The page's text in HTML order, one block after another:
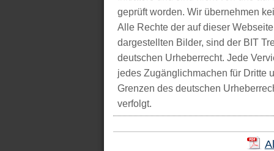
geprüft worden. Wir übernehmen
Alle Rechte der auf dieser
dargestellten Bilder, sind der BIT
deutschen Urheberrecht. Jede
jedes Zugänglichmachen für Dritte
Grenzen des deutschen
verfolgt.